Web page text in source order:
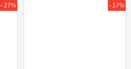
- 27% - 17%